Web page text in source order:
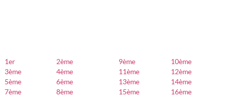
1er
2ème
3ème
4ème
5ème
6ème
7ème
8ème
9ème
10ème
11ème
12ème
13ème
14ème
15ème
16ème